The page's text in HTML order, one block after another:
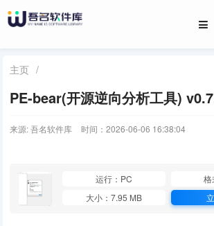
主页 /
PE-bear(开源逆向分析工具)
来源: 吾名软件库 时间：2026-06-06 16:38:04
运行：PC
格
大小：7.95 MB